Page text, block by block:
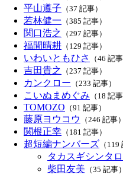
平山遵子 （37 記事）
若林健一 （385 記事）
関口浩之 （297 記事）
福間晴耕 （129 記事）
いわいともひさ （46 記事
吉田貴之 （237 記事）
カンクロー （233 記事）
こいぬまめぐみ （18 記事
TOMOZO （91 記事）
藤原ヨウコウ （246 記事）
関根正幸 （181 記事）
超短編ナンバーズ （119
タカスギシンタロ
柴田友美 （35 記事）